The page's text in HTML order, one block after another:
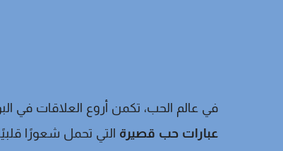
في عالم الحب، تكمن أروع العلاقات في
عبارات حب قصيرة التي تحمل شعورًا